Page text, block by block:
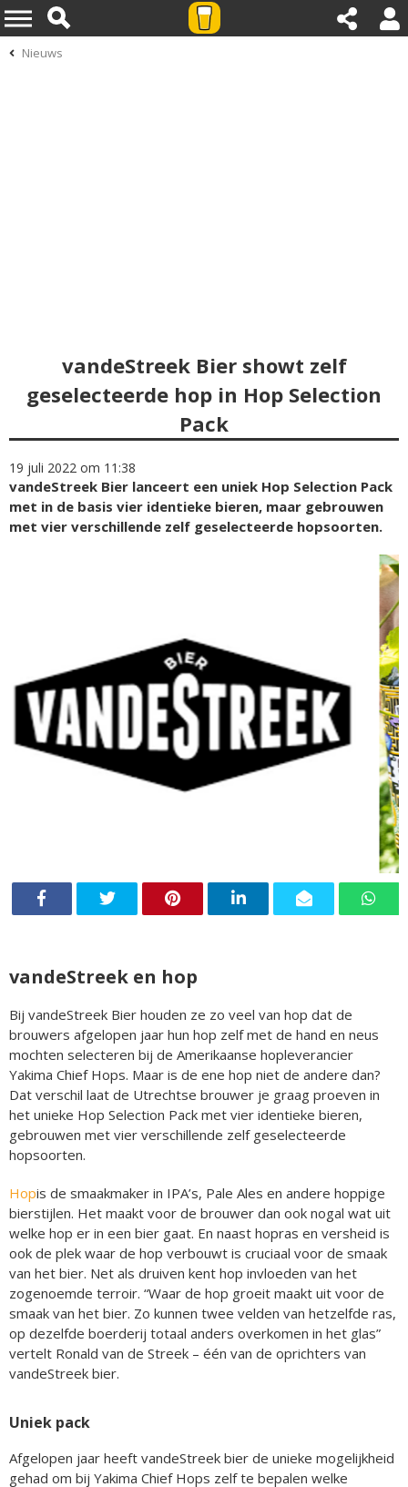
Nieuws
vandeStreek Bier showt zelf
geselecteerde hop in Hop Selection
Pack
19 juli 2022 om 11:38
vandeStreek Bier lanceert een uniek Hop Selection Pack
met in de basis vier identieke bieren, maar gebrouwen
met vier verschillende zelf geselecteerde hopsoorten.
vandeStreek en hop
Bij vandeStreek Bier houden ze zo veel van hop dat de
brouwers afgelopen jaar hun hop zelf met de hand en neus
mochten selecteren bij de Amerikaanse hopleverancier
Yakima Chief Hops. Maar is de ene hop niet de andere dan?
Dat verschil laat de Utrechtse brouwer je graag proeven in
het unieke Hop Selection Pack met vier identieke bieren,
gebrouwen met vier verschillende zelf geselecteerde
hopsoorten.
Hopis de smaakmaker in IPA’s, Pale Ales en andere hoppige
bierstijlen. Het maakt voor de brouwer dan ook nogal wat uit
welke hop er in een bier gaat. En naast hopras en versheid is
ook de plek waar de hop verbouwt is cruciaal voor de smaak
van het bier. Net als druiven kent hop invloeden van het
zogenoemde terroir. “Waar de hop groeit maakt uit voor de
smaak van het bier. Zo kunnen twee velden van hetzelfde ras,
op dezelfde boerderij totaal anders overkomen in het glas”
vertelt Ronald van de Streek – één van de oprichters van
vandeStreek bier.
Uniek pack
Afgelopen jaar heeft vandeStreek bier de unieke mogelijkheid
gehad om bij Yakima Chief Hops zelf te bepalen welke